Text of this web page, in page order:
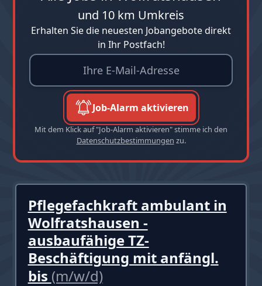
und 10 km Umkreis
Erhalten Sie die neuesten Jobangebote direkt
in Ihr Postfach!
Job-Alarm aktivieren
Mit dem Klick auf "Job-Alarm aktivieren" stimme ich den
Datenschutzbestimmungen zu.
Pflegefachkraft ambulant in
Wolfratshausen -
ausbaufähige TZ-
Beschäftigung mit anfängl.
bis (m/w/d)